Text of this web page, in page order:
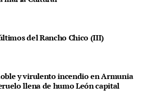
del Rancho Chico (III)
y virulento incendio en Armunia
llena de humo León capital